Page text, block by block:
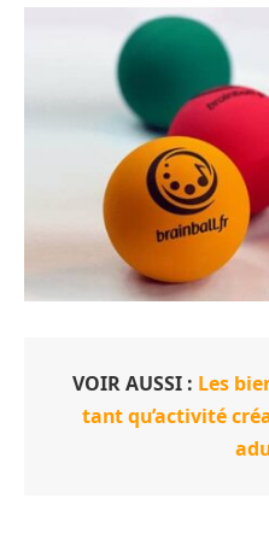
VOIR AUSSI : Les
tant qu’activité